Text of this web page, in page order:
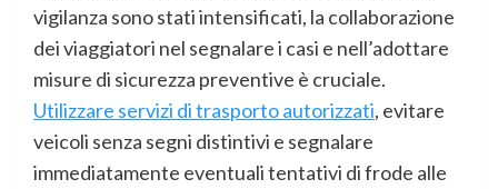
vigilanza sono stati intensificati, la collaborazione
dei viaggiatori nel segnalare i casi e nell’adottare
misure di sicurezza preventive è cruciale.
Utilizzare servizi di trasporto autorizzati, evitare
veicoli senza segni distintivi e segnalare
immediatamente eventuali tentativi di frode alle